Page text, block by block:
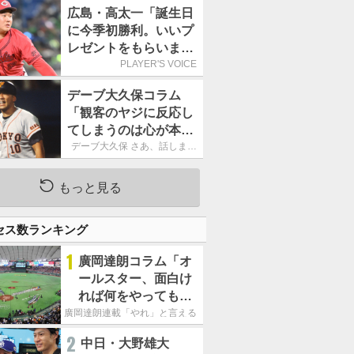
た」／魔球
広島・高太一「誕生日
に今季初勝利。いいプ
レゼントをもらいまし
た」／バースデー星
PLAYER'S VOICE
デーブ大久保コラム
「観客のヤジに反応し
てしまうのは心が本当
に純粋だからなので
デーブ大久保 さあ、話しまし
ょう！
もっと見る
ス数ランキング
1 廣岡達朗コラム「オ
ールスター、面白け
れば何をやってもい
いという発想は大間
廣岡達朗連載「やれ」と言える信念
2 中日・大野雄大